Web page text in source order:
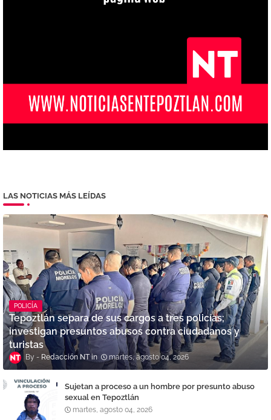
LAS NOTICIAS MÁS LEÍDAS
POLICÍA
Tepoztlán separa de sus cargos a tres policías;
investigan presuntos abusos contra ciudadanos y
turistas
Redacción NT martes, agosto 04, 2026
Sujetan a proceso a un hombre por presunto abuso
sexual en Tepoztlán
martes, agosto 04, 2026